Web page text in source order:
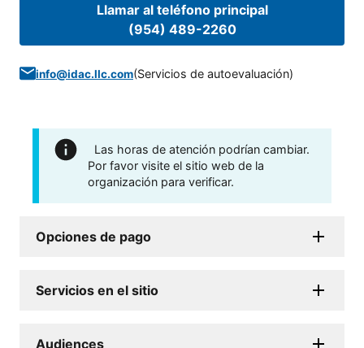
Llamar al teléfono principal
(954) 489-2260
info@idac.llc.com(Servicios de autoevaluación)
Las horas de atención podrían cambiar.
Por favor visite el sitio web de la
organización para verificar.
Opciones de pago
Servicios en el sitio
Audiences